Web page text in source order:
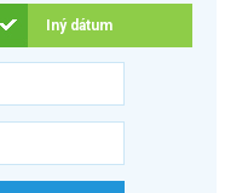
Iný dátum